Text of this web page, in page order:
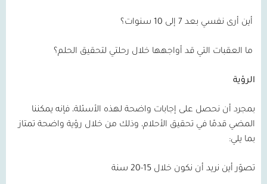
أين أرى نفسي بعد 7 إلى 10 سنوات؟
ما العقبات التي قد أواجهها خلال رحلتي لتحقيق الحلم؟
الرؤية
بمجرد أن نحصل على إجابات واضحة لهذه الأسئلة، فإنه يمكننا
المضي قدمًا في تحقيق الأحلام، وذلك من خلال رؤية واضحة تمتاز
بما يلي:
تصوّر أين نريد أن نكون خلال 15-20 سنة